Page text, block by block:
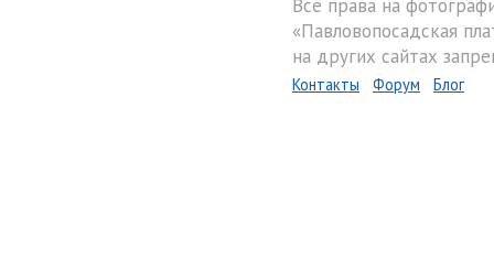
Все права на
«Павловопосадская
на других сайтах
Контакты Форум Блог